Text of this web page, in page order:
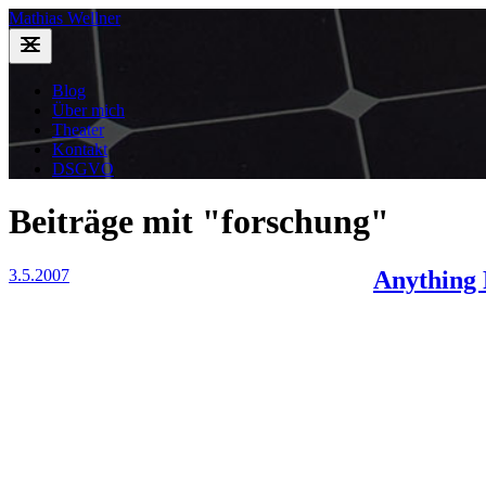
Mathias Wellner
Blog
Über mich
Theater
Kontakt
DSGVO
Beiträge mit "forschung"
3.5.2007 Anything